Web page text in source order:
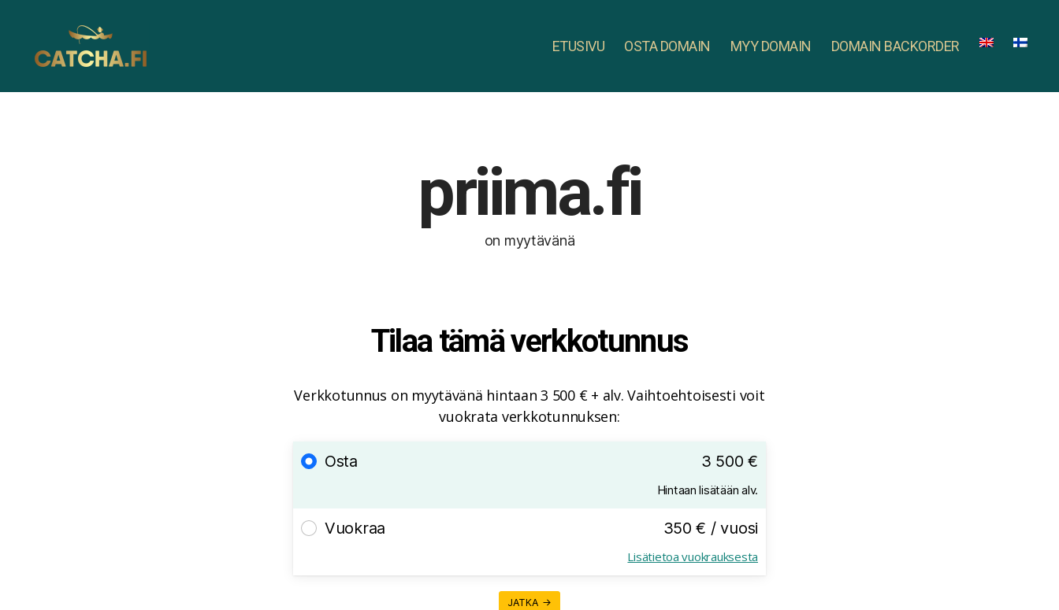
ETUSIVU OSTA DOMAIN MYY DOMAIN DOMAIN BACKORDER
priima.fi
on myytävänä
Tilaa tämä verkkotunnus
Verkkotunnus on myytävänä hintaan 3 500 € + alv. Vaihtoehtoisesti voit
vuokrata verkkotunnuksen:
Osta 3 500 €
Hintaan lisätään alv.
Vuokraa 350 € / vuosi
Lisätietoa vuokrauksesta
JATKA →